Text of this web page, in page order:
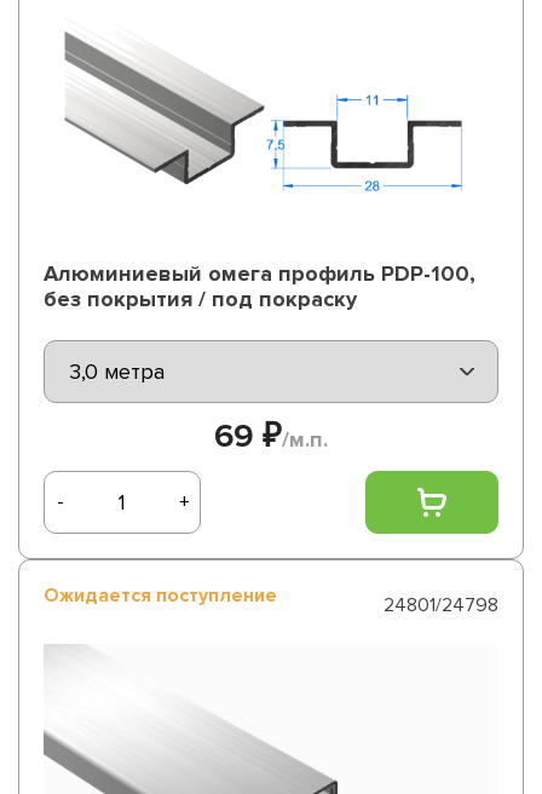
Алюминиевый омега профиль PDP-100,
без покрытия / под покраску
69 ₽/м.п.
- +
Ожидается поступление 24801/24798